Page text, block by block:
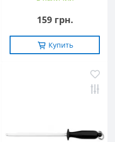
159 грн.
Купить